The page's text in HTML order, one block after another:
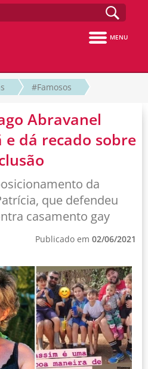
MENU
#Famosos
Abravanel
dá recado sobre
da
que defendeu
casamento gay
Publicado em 02/06/2021